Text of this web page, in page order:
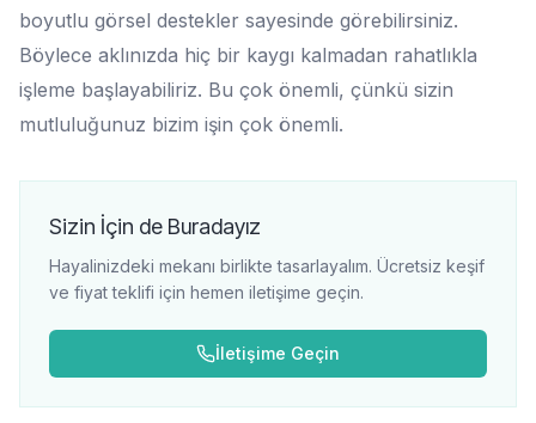
boyutlu görsel destekler sayesinde görebilirsiniz.
Böylece aklınızda hiç bir kaygı kalmadan rahatlıkla
işleme başlayabiliriz. Bu çok önemli, çünkü sizin
mutluluğunuz bizim işin çok önemli.
Sizin İçin de Buradayız
Hayalinizdeki mekanı birlikte tasarlayalım. Ücretsiz keşif
ve fiyat teklifi için hemen iletişime geçin.
İletişime Geçin